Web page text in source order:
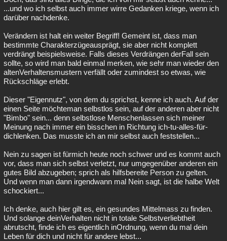
...und wo ich selbst auch immer wirre Gedanken kriege, wenn ich
darüber nachdenke.
Verändern ist halt ein weiter Begriff! Gemeint ist, dass man
bestimmte Charakterzügeausprägt, sie aber nicht komplett
verdrängt beispielsweise. Falls dieses Verdrängen derFall sein
sollte, so wird man bald einmal merken, wie sehr man wieder den
altenVerhaltensmustern verfällt oder zumindest so etwas, wie
Rückschläge erlebt.
Dieser "Eigennutz", von dem du sprichst, kenne ich auch. Auf der
einen Seite möchteman selbstlos sein, auf der anderen aber nicht
"Bimbo" sein... denn selbstlose Menschenlassen sich meiner
Meinung nach immer ein bisschen in Richtung ich-tu-alles-für-
dichlenken. Das musste ich an mir selbst auch feststellen...
Nein zu sagen ist fürmich heute noch schwer und es kommt auch
vor, dass man sich selbst verletzt, nur umgegenüber anderen ein
gutes Bild abzugeben; sprich als hilfsbereite Person zu gelten.
Und wenn man dann irgendwann mal Nein sagt, ist die halbe Welt
schockiert...
Ich denke, auch hier gilt es, ein gesundes Mittelmass zu finden.
Und solange deinVerhalten nicht in totale Selbstverliebtheit
abrutscht, finde ich es eigentlich inOrdnung, wenn du mal dein
Leben für dich und nicht für andere lebst...